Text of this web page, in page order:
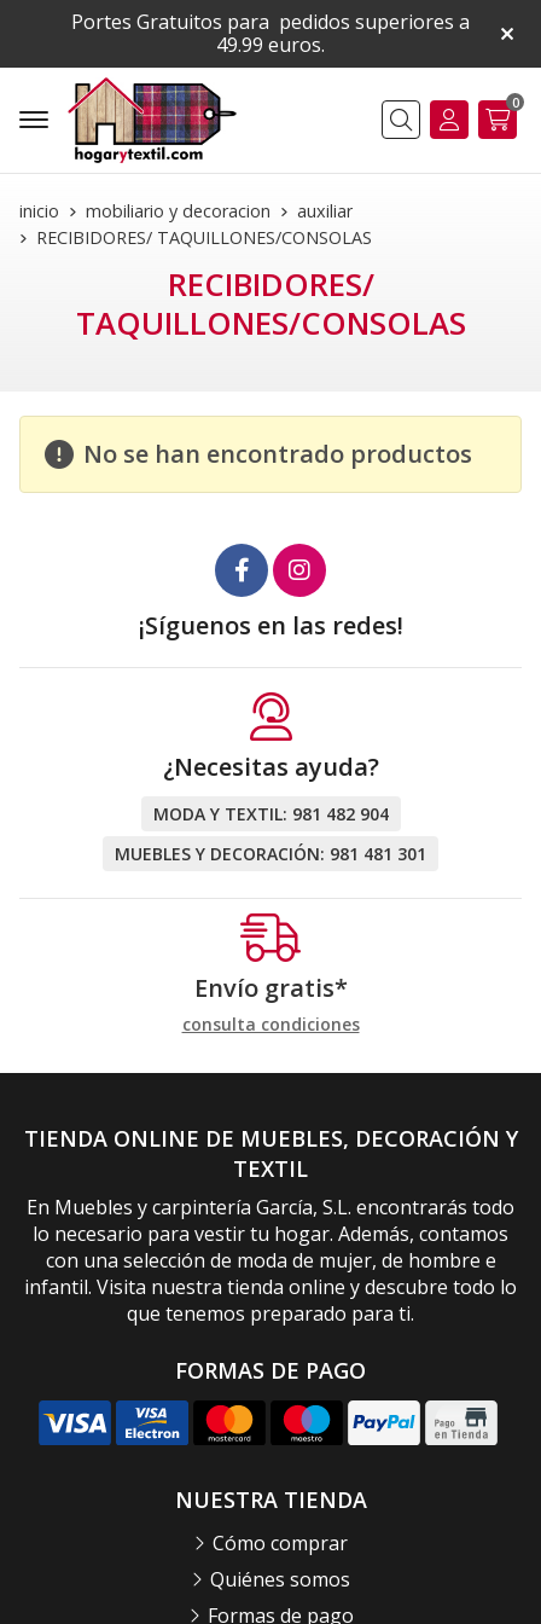
Portes Gratuitos para pedidos superiores a
49.99 euros.
Buscar
0
inicio mobiliario y decoracion
auxiliar
RECIBIDORES/ TAQUILLONES/CONSOLAS
RECIBIDORES/
TAQUILLONES/CONSOLAS
No se han encontrado productos
¡Síguenos en las redes!
¿Necesitas ayuda?
MODA Y TEXTIL: 981 482 904
MUEBLES Y DECORACIÓN: 981 481 301
Envío gratis*
consulta condiciones
TIENDA ONLINE DE MUEBLES, DECORACIÓN Y
TEXTIL
En Muebles y carpintería García, S.L. encontrarás todo
lo necesario para vestir tu hogar. Además, contamos
con una selección de moda de mujer, de hombre e
infantil. Visita nuestra tienda online y descubre todo lo
que tenemos preparado para ti.
FORMAS DE PAGO
NUESTRA TIENDA
Cómo comprar
Quiénes somos
Formas de pago